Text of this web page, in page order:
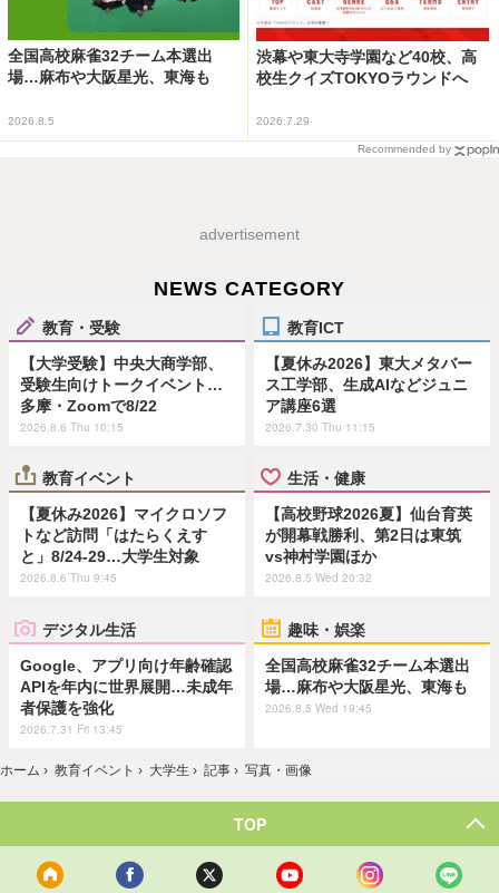
全国高校麻雀32チーム本選出
場…麻布や大阪星光、東海も
2026.8.5
渋幕や東大寺学園など40校、高
校生クイズTOKYOラウンドへ
2026.7.29
Recommended by
advertisement
NEWS CATEGORY
教育・受験
【大学受験】中央大商学部、
受験生向けトークイベント…
多摩・Zoomで8/22
2026.8.6 Thu 10:15
教育ICT
【夏休み2026】東大メタバー
ス工学部、生成AIなどジュニ
ア講座6選
2026.7.30 Thu 11:15
教育イベント
【夏休み2026】マイクロソフ
トなど訪問「はたらくえす
と」8/24-29…大学生対象
2026.8.6 Thu 9:45
生活・健康
【高校野球2026夏】仙台育英
が開幕戦勝利、第2日は東筑
vs神村学園ほか
2026.8.5 Wed 20:32
デジタル生活
Google、アプリ向け年齢確認
APIを年内に世界展開…未成年
者保護を強化
2026.7.31 Fri 13:45
趣味・娯楽
全国高校麻雀32チーム本選出
場…麻布や大阪星光、東海も
2026.8.5 Wed 19:45
ホーム › 教育イベント › 大学生 › 記事 › 写真・画像
TOP